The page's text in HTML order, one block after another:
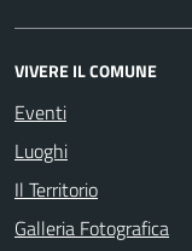
VIVERE IL COMUNE
Eventi
Luoghi
Il Territorio
Galleria Fotografica